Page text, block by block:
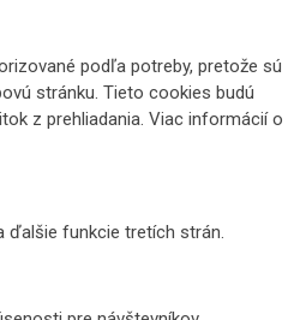
podľa potreby, pretože sú
stránku. Tieto cookies budú
z prehliadania. Viac informácií o
ďalšie funkcie tretích strán.